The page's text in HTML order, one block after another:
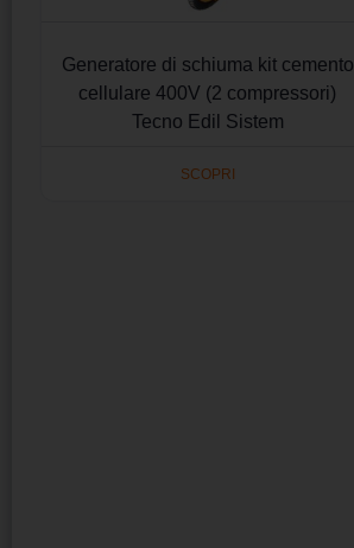
Generatore di schiuma kit cemento
cellulare 400V (2 compressori)
Tecno Edil Sistem
SCOPRI